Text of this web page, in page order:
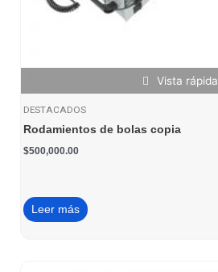
Vista rápida
DESTACADOS
Rodamientos de bolas copia
$500,000.00
Leer más